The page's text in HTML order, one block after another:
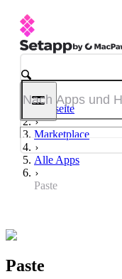
Startseite
Marketplace
Alle Apps
Paste
Paste